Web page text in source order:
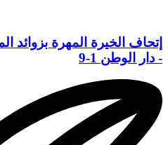
إتحاف الخيرة المهرة بزوائد
- دار الوطن 1-9